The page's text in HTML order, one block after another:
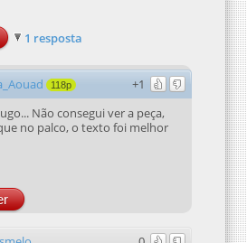
1 resposta
+1
118p
Não consegui ver a peça,
no palco, o texto foi melhor